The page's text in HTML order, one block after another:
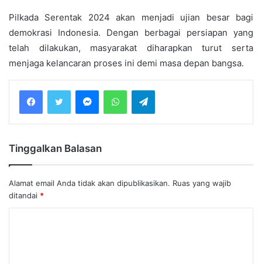
Pilkada Serentak 2024 akan menjadi ujian besar bagi
demokrasi Indonesia. Dengan berbagai persiapan yang
telah dilakukan, masyarakat diharapkan turut serta
menjaga kelancaran proses ini demi masa depan bangsa.
MessengerWhatsAppTelegram
Tinggalkan Balasan
Alamat email Anda tidak akan dipublikasikan. Ruas yang wajib
ditandai *